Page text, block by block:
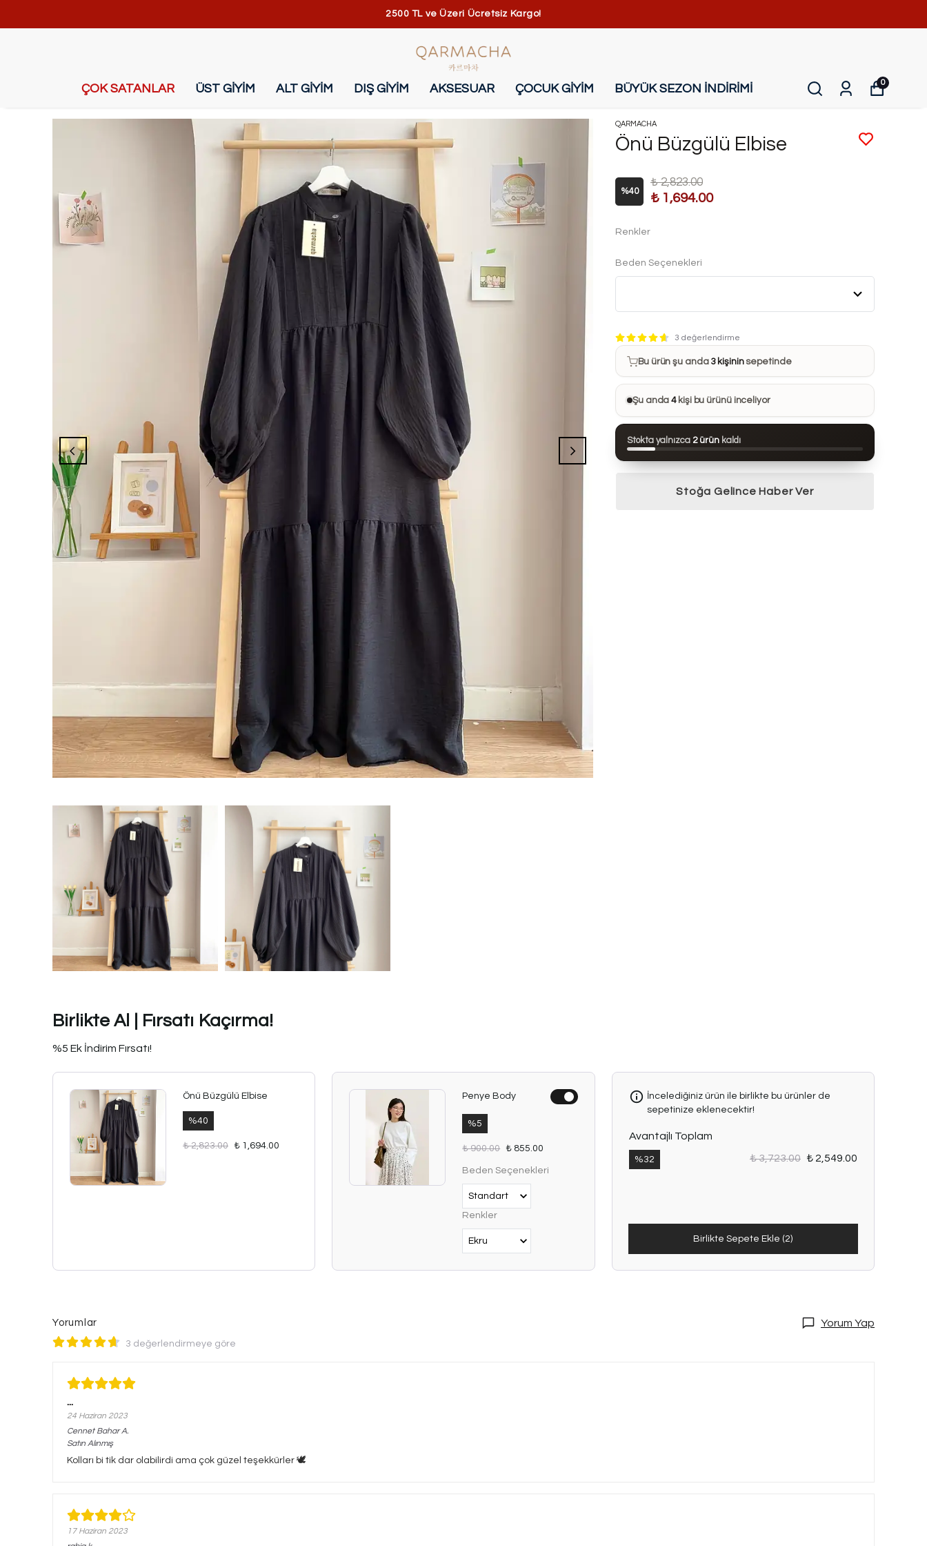
2500 TL ve Üzeri Ücretsiz Kargo!
ÇOK SATANLAR ÜST GİYİM ALT GİYİM DIŞ GİYİM AKSESUAR ÇOCUK GİYİM BÜYÜK SEZON İNDİRİMİ 0
QARMACHA
Önü Büzgülü Elbise
%40
₺ 2,823.00
₺ 1,694.00
Renkler
Beden Seçenekleri
3 değerlendirme
Bu ürün şu anda 3 kişininsepetinde
Bu ürünü 18 kişi favorilerine ekledi
Bu ürün son 24 saatte110 kezgörüntülendi
Şu anda4kişi bu ürünü inceliyor
Stokta yalnızca 2 ürün kaldı
Stoğa Gelince Haber Ver
Birlikte Al | Fırsatı Kaçırma!
%5 Ek İndirim Fırsatı!
Önü Büzgülü Elbise
%40
₺ 2,823.00 ₺ 1,694.00
Penye Body
%5
₺ 900.00 ₺ 855.00
Beden Seçenekleri
Renkler
İncelediğiniz ürün ile birlikte bu ürünler de
sepetinize eklenecektir!
Avantajlı Toplam
%32 ₺ 3,723.00 ₺ 2,549.00
Birlikte Sepete Ekle (2)
Yorumlar Yorum Yap
3 değerlendirmeye göre
...
24 Haziran 2023
Cennet Bahar A.
Satın Alınmış
Kolları bi tik dar olabilirdi ama çok güzel teşekkürler 🕊️
17 Haziran 2023